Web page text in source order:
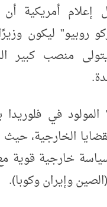
أمريكية
روبيو" ليكون
منصب كبير
في فلوريدا
الخارجية،
خارجية قوية
وإيران وكوبا).